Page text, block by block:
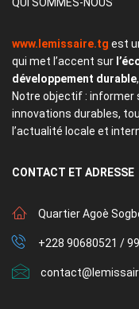
www.lemissaire.tg est
qui met l’accent sur
développement durable
Notre objectif : informer
innovations durables,
l’actualité locale et
CONTACT ET ADRESSE
Quartier Agoè
+228 90680521 /